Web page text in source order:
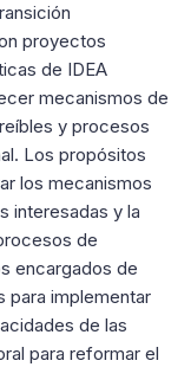
proyectos
de IDEA
mecanismos de
y procesos
Los propósitos
los mecanismos
interesadas y la
de
encargados de
para implementar
de las
para reformar el